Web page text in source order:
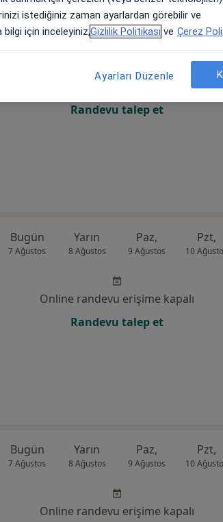
Bugün
7 Ağustos
Yarın
8 Ağustos
Paz,
9 Ağustos
Pzt,
10
Online randevu erişime kapalı
Randevu talep et
Bugün
7 Ağustos
Yarın
8 Ağustos
Paz,
9 Ağustos
Pzt,
10
Online randevu erişime kapalı
Randevu talep et
Bugün
7 Ağustos
Yarın
8 Ağustos
Paz,
9 Ağustos
Pzt,
10
Online randevu erişime kapalı
istediğiniz zaman ayarlardan görebilir ve
için inceleyiniz,Gizlilik Politikası ve Çerez
Ayarları Düzenle